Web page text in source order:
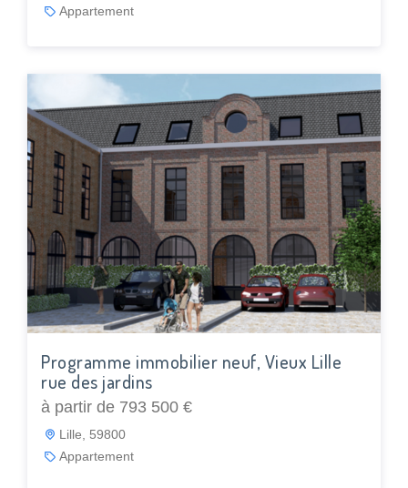
Appartement
Programme immobilier neuf, Vieux Lille
rue des jardins
à partir de 793 500 €
Lille, 59800
Appartement